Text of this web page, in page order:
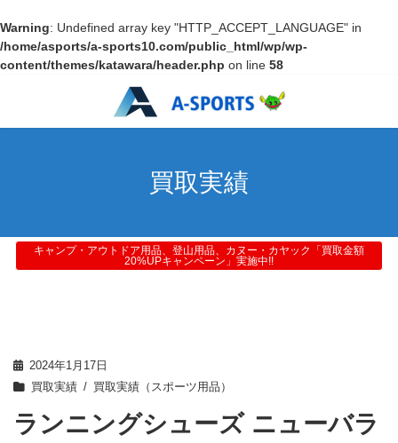
Warning: Undefined array key "HTTP_ACCEPT_LANGUAGE" in
/home/asports/a-sports10.com/public_html/wp/wp-
content/themes/katawara/header.php on line 58
買取実績
キャンプ・アウトドア用品、登山用品、カヌー・カヤック「買取金額
20%UPキャンペーン」実施中!!
2024年1月17日
買取実績
買取実績（スポーツ用品）
ランニングシューズ ニューバラ